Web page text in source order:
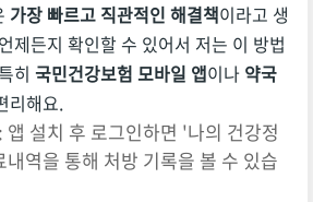
가장 빠르고 직관적인 해결책이라고 생
제든지 확인할 수 있어서 저는 이 방법
히 국민건강보험 모바일 앱이나 약국
리해요.
: 앱 설치 후 로그인하면 '나의 건강정
역을 통해 처방 기록을 볼 수 있습